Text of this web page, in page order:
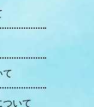
て
ついて